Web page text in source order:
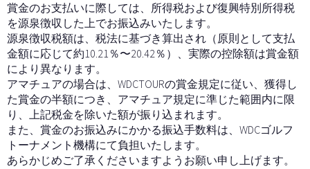
賞金のお支払いに際しては、所得税および復興特別所得税
を源泉徴収した上でお振込みいたします。
源泉徴収税額は、税法に基づき算出され（原則として支払
金額に応じて約10.21％〜20.42％）、実際の控除額は賞金額
により異なります。
アマチュアの場合は、WDCTOURの賞金規定に従い、獲得し
た賞金の半額につき、アマチュア規定に準じた範囲内に限
り、上記税金を除いた額が振り込まれます。
また、賞金のお振込みにかかる振込手数料は、WDCゴルフ
トーナメント機構にて負担いたします。
あらかじめご了承くださいますようお願い申し上げます。